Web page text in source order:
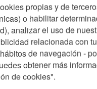
propias y de
o habilitar
analizar el uso de
relacionada con
de navegación -
obtener más
de cookies".